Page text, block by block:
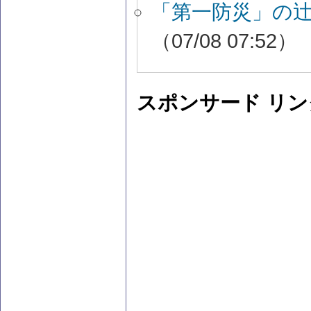
「第一防災」
（07/08 07:52）
スポンサード リ